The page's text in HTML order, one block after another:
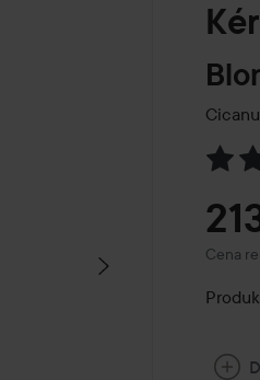
Cena